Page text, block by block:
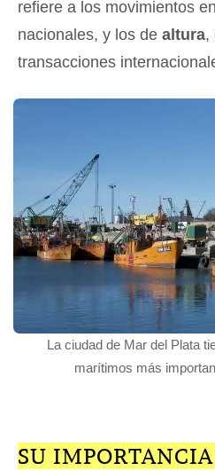
refiere a los movimientos
nacionales, y los de altura,
transacciones
La ciudad de Mar del Plata
marítimos más
SU